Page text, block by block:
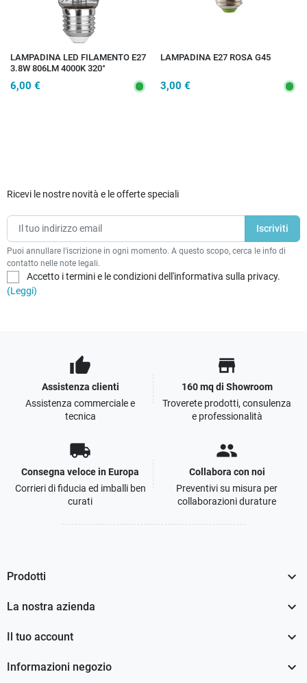
LAMPADINA LED FILAMENTO E27
3.8W 806LM 4000K 320°
6,00 €
LAMPADINA E27 ROSA G45
3,00 €
Ricevi le nostre novità e le offerte speciali
Puoi annullare l'iscrizione in ogni momento. A questo scopo, cerca le info di
contatto nelle note legali.
Accetto i termini e le condizioni dell'informativa sulla privacy.
(Leggi)
thumb_up
Assistenza clienti
Assistenza commerciale e
tecnica
store
160 mq di Showroom
Troverete prodotti, consulenza
e professionalità
local_shipping
Consegna veloce in Europa
Corrieri di fiducia ed imballi ben
curati
people
Collabora con noi
Preventivi su misura per
collaborazioni durature
Prodotti 
La nostra azienda 
Il tuo account 
Informazioni negozio 